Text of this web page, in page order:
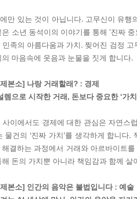
만 있는 것이 아닙니다. 고무신이 유
은 소년 동석이의 이야기를 통해 '진짜
민족의 아름다움과 가치. 찢어진 검정
의 마음속에 웃음과 눈물을 짓게 합니다.
본소] 나랑 거래할래? : 경제
렘으로 시작한 거래, 돈보다 중요한 ‘가
사이에서도 경제에 대한 관심은 자연스
물건의 ‘진짜 가치’를 생각하게 합니
해결하는 과정에서 거래와 아르바이트
해 돈의 가치뿐 아니라 책임감과 함께 살
본소] 인간의 음악은 불법입니다 : 예술